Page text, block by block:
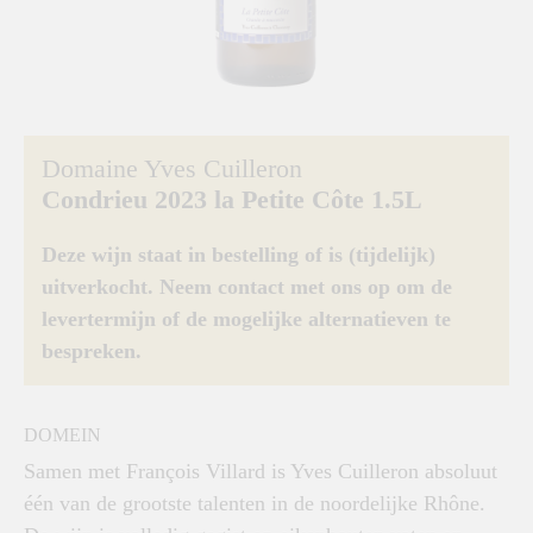
Domaine Yves Cuilleron
Condrieu 2023 la Petite Côte 1.5L
Deze wijn staat in bestelling of is (tijdelijk)
uitverkocht. Neem contact met ons op om de
levertermijn of de mogelijke alternatieven te
bespreken.
DOMEIN
Samen met François Villard is Yves Cuilleron absoluut
één van de grootste talenten in de noordelijke Rhône.